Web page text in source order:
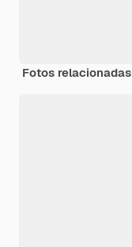
Fotos relacionadas